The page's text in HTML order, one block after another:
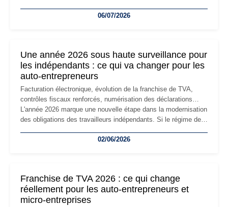
professionnels, recrutement, image de marque… Le
06/07/2026
Une année 2026 sous haute surveillance pour
les indépendants : ce qui va changer pour les
auto-entrepreneurs
Facturation électronique, évolution de la franchise de TVA,
contrôles fiscaux renforcés, numérisation des déclarations…
L'année 2026 marque une nouvelle étape dans la modernisation
des obligations des travailleurs indépendants. Si le régime de
les auto-entrepreneurs devront s'adapter à un environnement
02/06/2026
Franchise de TVA 2026 : ce qui change
réellement pour les auto-entrepreneurs et
micro-entreprises